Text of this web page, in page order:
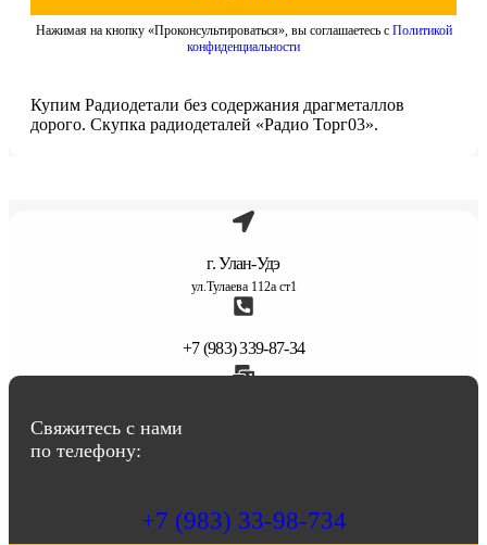
Нажимая на кнопку «Проконсультироваться», вы соглашаетесь с Политикой
конфиденциальности
Купим Радиодетали без содержания драгметаллов
дорого. Скупка радиодеталей «Радио Торг03».
г. Улан-Удэ
ул.Тулаева 112а ст1
+7 (983) 339-87-34
Свяжитесь с нами
по телефону:
+7 (983) 33-98-734